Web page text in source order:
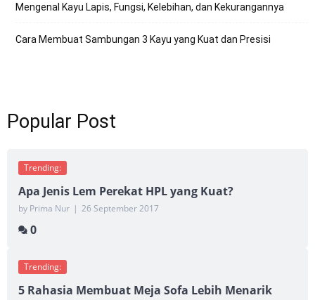
Mengenal Kayu Lapis, Fungsi, Kelebihan, dan Kekurangannya
Cara Membuat Sambungan 3 Kayu yang Kuat dan Presisi
Popular Post
Trending:
Apa Jenis Lem Perekat HPL yang Kuat?
by Prima Nur | 26 September 2017
0
Trending:
5 Rahasia Membuat Meja Sofa Lebih Menarik